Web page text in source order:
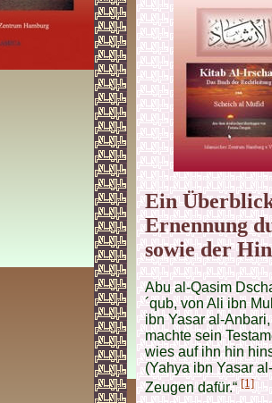
Ein
Ernennung
sowie der
Abu al-Qasim
´qub, von Ali ibn
ibn Yasar al-
machte sein
wies auf ihn hin
(Yahya ibn Yasar
Zeugen dafür.“[1]